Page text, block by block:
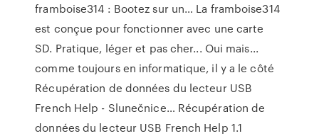
framboise314 : Bootez sur un… La framboise314
est conçue pour fonctionner avec une carte
SD. Pratique, léger et pas cher... Oui mais...
comme toujours en informatique, il y a le côté
Récupération de données du lecteur USB
French Help - Slunečnice… Récupération de
données du lecteur USB French Help 1.1